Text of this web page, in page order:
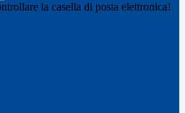
la casella di posta elettronica!